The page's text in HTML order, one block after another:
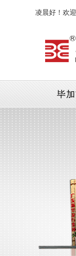
凌晨好！欢
毕